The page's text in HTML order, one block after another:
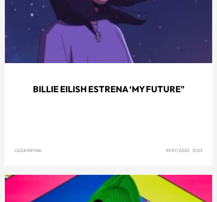
BILLIE EILISH ESTRENA ‘MY FUTURE"
OLGA REYNA 31/07/2020 12:03